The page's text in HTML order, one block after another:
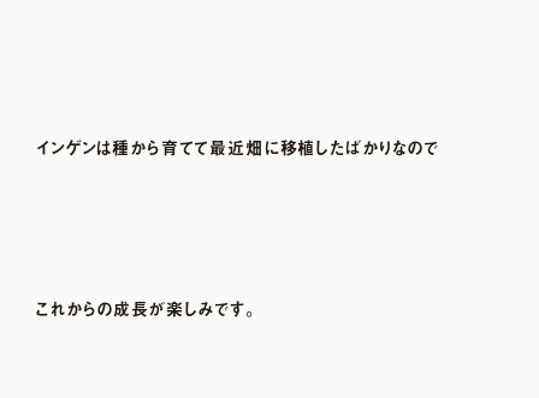
インゲンは種から育てて最近畑に移植したばかりなので
これからの成長が楽しみです。